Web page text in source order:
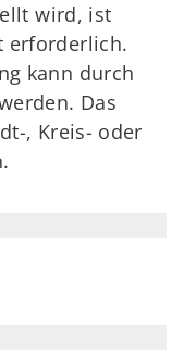
wird, ist
erforderlich.
kann durch
Das
, Kreis- oder